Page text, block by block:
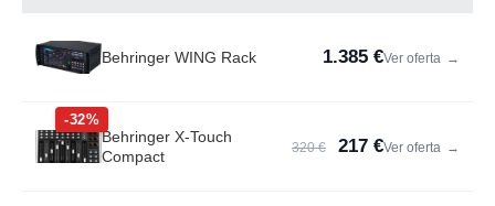
Behringer WING Rack 1.385 €Ver oferta →
-32%
Behringer X-Touch
Compact
320 € 217 €Ver oferta →